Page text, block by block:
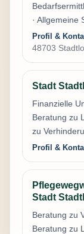
· Allgemeine
Profil &
48703
Stadt
Finanzielle
Beratung zu
zu
Profil &
Stadt
Beratung zu
Beratung zu